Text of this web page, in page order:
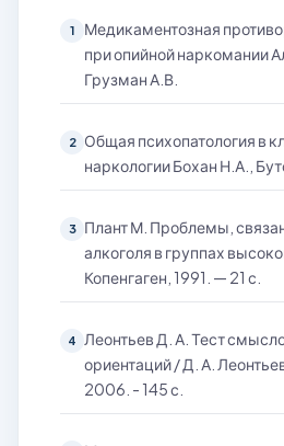
1
Медикаментозная
при опийной наркомании
Грузман А.В.
2
Общая психопатология в
наркологии Бохан Н.А.,
3
Плант М. Проблемы,
алкоголя в группах
Копенгаген, 1991. — 21 с.
4
Леонтьев Д. А. Тест
ориентаций / Д. А.
2006. - 145 с.